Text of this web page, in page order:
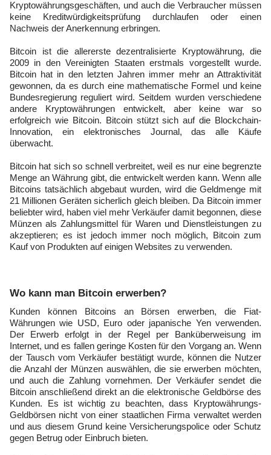
Kryptowährungsgeschäften, und auch die Verbraucher müssen
keine Kreditwürdigkeitsprüfung durchlaufen oder einen
Nachweis der Anerkennung erbringen.
Bitcoin ist die allererste dezentralisierte Kryptowährung, die
2009 in den Vereinigten Staaten erstmals vorgestellt wurde.
Bitcoin hat in den letzten Jahren immer mehr an Attraktivität
gewonnen, da es durch eine mathematische Formel und keine
Bundesregierung reguliert wird. Seitdem wurden verschiedene
andere Kryptowährungen entwickelt, aber keine war so
erfolgreich wie Bitcoin. Bitcoin stützt sich auf die Blockchain-
Innovation, ein elektronisches Journal, das alle Käufe
überwacht.
Bitcoin hat sich so schnell verbreitet, weil es nur eine begrenzte
Menge an Währung gibt, die entwickelt werden kann. Wenn alle
Bitcoins tatsächlich abgebaut wurden, wird die Geldmenge mit
21 Millionen Geräten sicherlich gleich bleiben. Da Bitcoin immer
beliebter wird, haben viel mehr Verkäufer damit begonnen, diese
Münzen als Zahlungsmittel für Waren und Dienstleistungen zu
akzeptieren; es ist jedoch immer noch möglich, Bitcoin zum
Kauf von Produkten auf einigen Websites zu verwenden.
​Wo kann man Bitcoin erwerben?
Kunden können Bitcoins an Börsen erwerben, die Fiat-
Währungen wie USD, Euro oder japanische Yen verwenden.
Der Erwerb erfolgt in der Regel per Banküberweisung im
Internet, und es fallen geringe Kosten für den Vorgang an. Wenn
der Tausch vom Verkäufer bestätigt wurde, können die Nutzer
die Anzahl der Münzen auswählen, die sie erwerben möchten,
und auch die Zahlung vornehmen. Der Verkäufer sendet die
Bitcoin anschließend direkt an die elektronische Geldbörse des
Kunden. Es ist wichtig zu beachten, dass Kryptowährungs-
Geldbörsen nicht von einer staatlichen Firma verwaltet werden
und aus diesem Grund keine Versicherungspolice oder Schutz
gegen Betrug oder Einbruch bieten.